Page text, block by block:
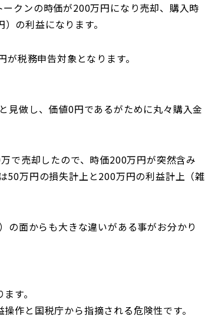
クンの時価が200万円になり売却、購入時
の利益になります。
税務申告対象となります。
見做し、価値0円であるがために丸々購入金
で売却したので、時価200万円が突然含み
50万円の損失計上と200万円の利益計上（雑
面からも大きな違いがある事がお分かり
す。
作と国税庁から指摘される危険性です。